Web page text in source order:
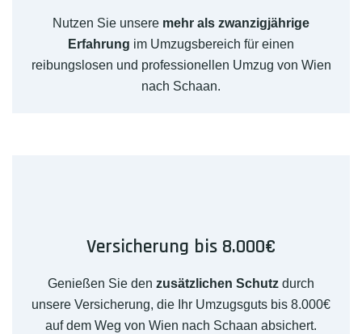
Nutzen Sie unsere mehr als zwanzigjährige
Erfahrung im Umzugsbereich für einen
reibungslosen und professionellen Umzug von Wien
nach Schaan.
Versicherung bis 8.000€
Genießen Sie den zusätzlichen Schutz durch
unsere Versicherung, die Ihr Umzugsguts bis 8.000€
auf dem Weg von Wien nach Schaan absichert.